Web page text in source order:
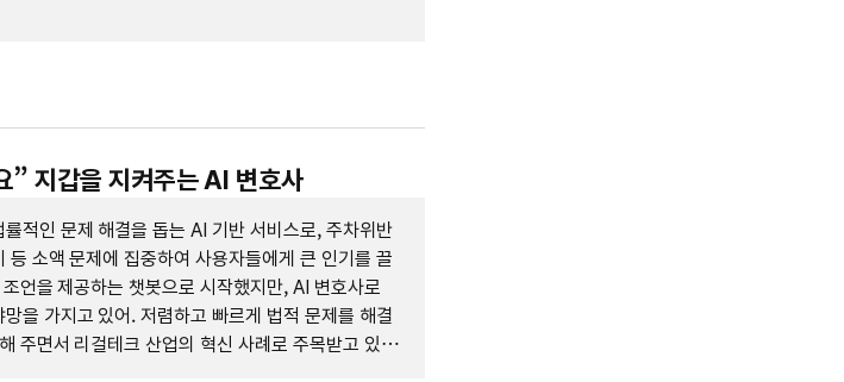
” 지갑을 지켜주는 AI 변호사
적인 문제 해결을 돕는 AI 기반 서비스로, 주차위반
등 소액 문제에 집중하여 사용자들에게 큰 인기를 끌
언을 제공하는 챗봇으로 시작했지만, AI 변호사로
을 가지고 있어. 저렴하고 빠르게 법적 문제를 해결
주면서 리걸테크 산업의 혁신 사례로 주목받고 있